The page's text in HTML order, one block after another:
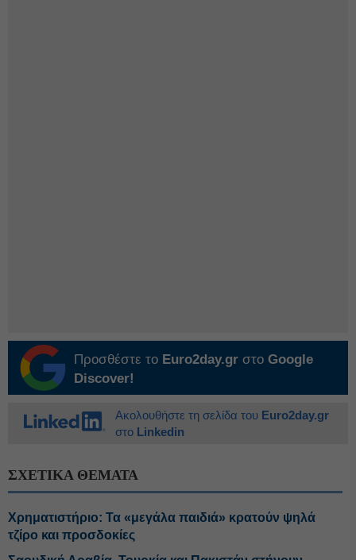
Προσθέστε το Euro2day.gr στο Google
Discover!
Ακολουθήστε τη σελίδα του Euro2day.gr
στο Linkedin
ΣΧΕΤΙΚΑ ΘΕΜΑΤΑ
Χρηματιστήριο: Τα «μεγάλα παιδιά» κρατούν ψηλά
τζίρο και προσδοκίες